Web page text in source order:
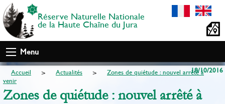
Réserve Naturelle Nationale
de la Haute Chaîne du Jura
Menu
18/10/2016
Accueil Actualités
Zones de quiétude : nouvel arrêté à
venir
Zones de quiétude : nouvel arrêté à